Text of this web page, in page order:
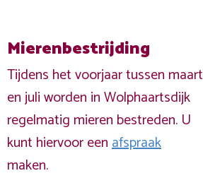
Mierenbestrijding
Tijdens het voorjaar tussen maart
en juli worden in Wolphaartsdijk
regelmatig mieren bestreden. U
kunt hiervoor eenafspraak
maken.